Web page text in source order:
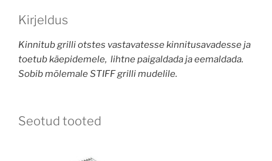
Kirjeldus
Kinnitub grilli otstes vastavatesse kinnitusavadesse ja
toetub käepidemele, lihtne paigaldada ja eemaldada.
Sobib mõlemale STIFF grilli mudelile.
Seotud tooted